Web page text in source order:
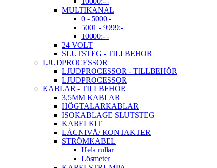
MULTIKANAL
0 - 5000:-
5001 - 9999:-
10000:- -
24 VOLT
SLUTSTEG - TILLBEHÖR
LJUDPROCESSOR
LJUDPROCESSOR - TILLBEHÖR
LJUDPROCESSOR
KABLAR - TILLBEHÖR
3,5MM KABLAR
HÖGTALARKABLAR
ISOKABLAGE SLUTSTEG
KABELKIT
LÅGNIVÅ/ KONTAKTER
STRÖMKABEL
Hela rullar
Lösmeter